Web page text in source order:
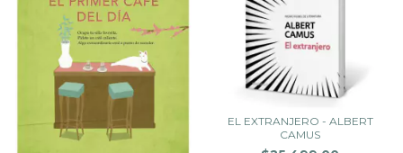
EL EXTRANJERO - ALBERT
CAMUS